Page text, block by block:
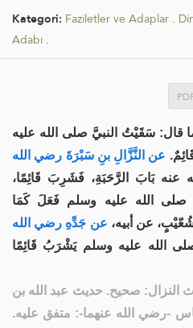
Kategori: Faziletler ve Adaplar .
Adabı .
قال: سَقَيْتُ النبيَّ صلى الله عليه
عن النَّزَّالِ بنِ سَبْرَةَ رضي الله
عنه بَابَ الرَّحَبَةِ، فَشَرِبَ قَائِمًا،
صلى الله عليه وسلم فَعَلَ كَمَا
عن أبيه، عن جَدِّهِ رضي الله
الله عليه وسلم يَشْرَبُ قَائِمًا
صحيح. حديث عبد الله بن
-رضي الله عنهما-: متفق عليه.